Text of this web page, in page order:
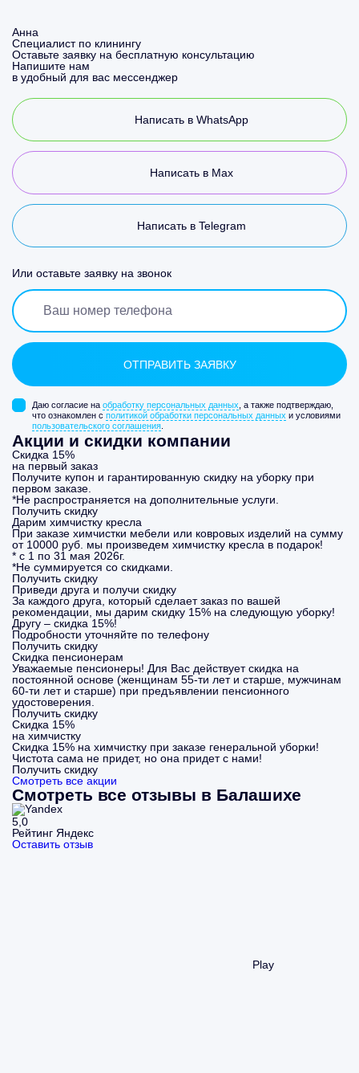
Анна
Специалист по клинингу
Оставьте заявку на бесплатную консультацию
Напишите нам
в удобный для вас мессенджер
Написать в WhatsApp
Написать в Max
Написать в Telegram
Или оставьте заявку на звонок
Даю согласие на обработку персональных данных , а также подтверждаю,
что ознакомлен с политикой обработки персональных данных и условиями
пользовательского соглашения
Акции и скидки компании
Скидка 15%
на первый заказ
Получите купон и гарантированную скидку на уборку при
первом заказе.
*Не распространяется на дополнительные услуги.
Получить скидку
Дарим химчистку кресла
При заказе химчистки мебели или ковровых изделий на сумму
от 10000 руб. мы произведем химчистку кресла в подарок!
* с 1 по 31 мая 2026г.
*Не суммируется со скидками.
Получить скидку
Приведи друга и получи скидку
За каждого друга, который сделает заказ по вашей
рекомендации, мы дарим скидку 15% на следующую уборку!
Другу – скидка 15%!
Подробности уточняйте по телефону
Получить скидку
Скидка пенсионерам
Уважаемые пенсионеры! Для Вас действует скидка на
постоянной основе (женщинам 55-ти лет и старше, мужчинам
60-ти лет и старше) при предъявлении пенсионного
удостоверения.
Получить скидку
Скидка 15%
на химчистку
Скидка 15% на химчистку при заказе генеральной уборки!
Чистота сама не придет, но она придет с нами!
Получить скидку
Смотреть все акции
Смотреть все отзывы в Балашихе
5,0
Рейтинг Яндекс
Оставить отзыв
Play